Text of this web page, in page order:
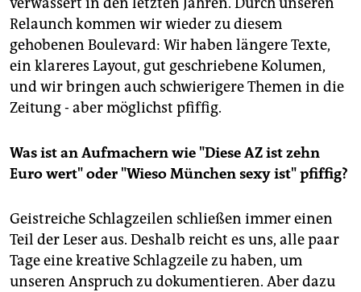
Relaunch kommen wir wieder zu diesem
gehobenen Boulevard: Wir haben längere Texte,
ein klareres Layout, gut geschriebene Kolumen,
und wir bringen auch schwierigere Themen in die
Zeitung - aber möglichst pfiffig.
Was ist an Aufmachern wie "Diese AZ ist zehn
Euro wert" oder "Wieso München sexy ist" pfiffig?
Geistreiche Schlagzeilen schließen immer einen
Teil der Leser aus. Deshalb reicht es uns, alle paar
Tage eine kreative Schlagzeile zu haben, um
unseren Anspruch zu dokumentieren. Aber dazu